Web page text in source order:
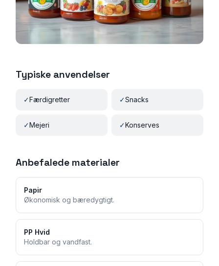
Typiske anvendelser
✓Færdigretter ✓Snacks
✓Mejeri ✓Konserves
Anbefalede materialer
Papir
Økonomisk og bæredygtigt.
PP Hvid
Holdbar og vandfast.